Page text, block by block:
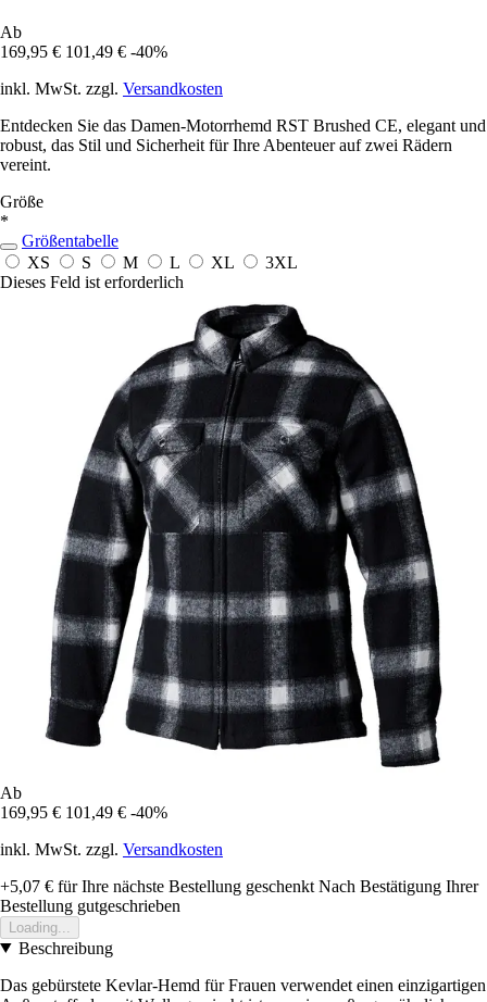
Ab
169,95 € 101,49 € -40%
inkl. MwSt. zzgl. Versandkosten
Entdecken Sie das Damen-Motorrhemd RST Brushed CE, elegant und
robust, das Stil und Sicherheit für Ihre Abenteuer auf zwei Rädern
vereint.
Größe
*
Größentabelle
XS
S M L XL
3XL
Dieses Feld ist erforderlich
Ab
169,95 € 101,49 € -40%
inkl. MwSt. zzgl. Versandkosten
+5,07 € für Ihre nächste Bestellung geschenkt Nach Bestätigung Ihrer
Bestellung gutgeschrieben
Loading...
Beschreibung
Das gebürstete Kevlar-Hemd für Frauen verwendet einen einzigartigen